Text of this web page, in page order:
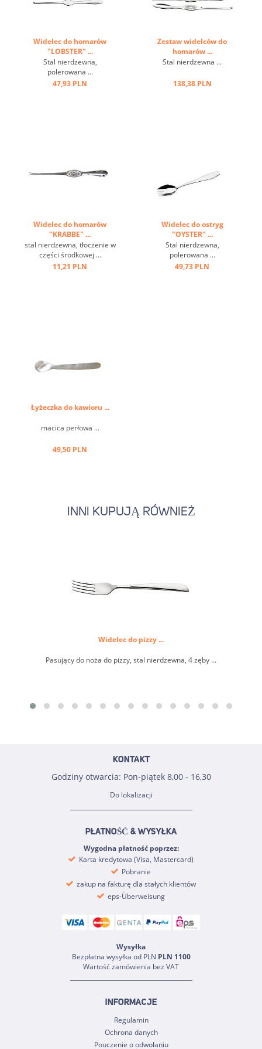
Widelec do homarów
"LOBSTER" ...
Stal nierdzewna,
polerowana ...
47,93 PLN
Zestaw widelców do
homarów ...
Stal nierdzewna ...
138,38 PLN
Widelec do homarów
"KRABBE" ...
stal nierdzewna, tłoczenie w
części środkowej ...
11,21 PLN
Widelec do ostryg
"OYSTER" ...
Stal nierdzewna,
polerowana ...
49,73 PLN
Łyżeczka do kawioru ...
macica perłowa ...
49,50 PLN
INNI KUPUJĄ RÓWNIEŻ
Widelec do pizzy ...
Pasujący do noża do pizzy, stal nierdzewna, 4 zęby ...
KONTAKT
Godziny otwarcia: Pon-piątek 8,00 - 16,30
Do lokalizacji
PŁATNOŚĆ & WYSYŁKA
Wygodna płatność poprzez:
Karta kredytowa (Visa, Mastercard)
Pobranie
zakup na fakturę dla stałych klientów
eps-Überweisung
Wysyłka
Bezpłatna wysyłka od PLN PLN 1100
Wartość zamówienia bez VAT
INFORMACJE
Regulamin
Ochrona danych
Pouczenie o odwołaniu